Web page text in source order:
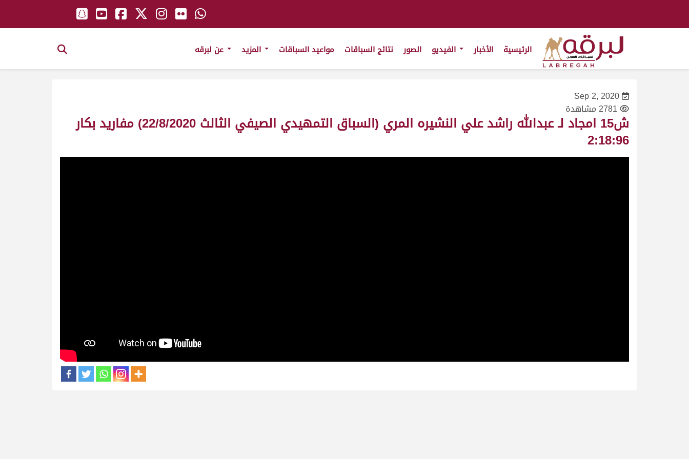
الرئيسية الأخبار الصور نتائج السباقات مواعيد السباقات
Sep 2, 2020
2781 مشاهدة
ش15 امجاد لـ عبدالله راشد علي النشيره المري (السباق التمهيدي الصيفي الثالث 22/8/2020) مفاريد بكار
2:18:96